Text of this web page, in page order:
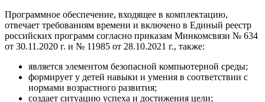
Программное обеспечение, входящее в комплектацию,
отвечает требованиям времени и включено в Единый реестр
российских программ согласно приказам Минкомсвязи № 634
от 30.11.2020 г. и № 11985 от 28.10.2021 г., также:
является элементом безопасной компьютерной среды;
формирует у детей навыки и умения в соответствии с
нормами возрастного развития;
создает ситуацию успеха и достижения цели;